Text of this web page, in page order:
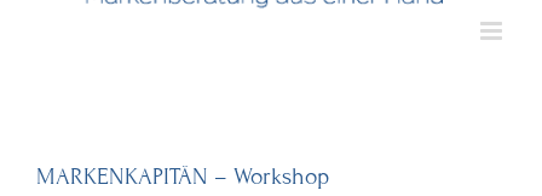
MARKENKAPITÄN – Workshop